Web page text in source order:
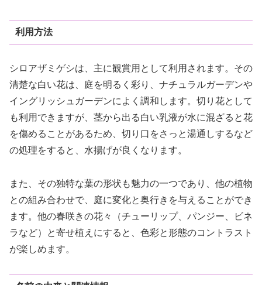
利用方法
シロアザミゲシは、主に観賞用として利用されます。その
清楚な白い花は、庭を明るく彩り、ナチュラルガーデンや
イングリッシュガーデンによく調和します。切り花として
も利用できますが、茎から出る白い乳液が水に混ざると花
を傷めることがあるため、切り口をさっと湯通しするなど
の処理をすると、水揚げが良くなります。
また、その独特な葉の形状も魅力の一つであり、他の植物
との組み合わせで、庭に変化と奥行きを与えることができ
ます。他の春咲きの花々（チューリップ、パンジー、ビネ
ラなど）と寄せ植えにすると、色彩と形態のコントラスト
が楽しめます。